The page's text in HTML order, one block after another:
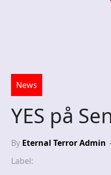
News
YES på
By Eternal Terror Admin
Label: